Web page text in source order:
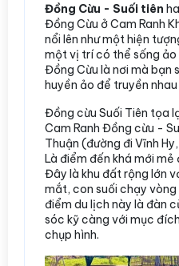
Đồng Cừu - Suối tiên
Đồng Cừu ở Cam Ranh
nổi lên như một hiện
một vị trí có thể sống ảo
Đồng Cừu là nơi mà bạn
huyền ảo để truyền
Đồng cừu Suối Tiên tọa
Cam Ranh Đồng cừu -
Thuận (đường đi Vĩnh
Là điểm đến khá mới mẻ
Đây là khu đất rộng lớn
mắt, con suối chạy
điểm du lịch này là đàn
sóc kỹ càng với mục
chụp hình.